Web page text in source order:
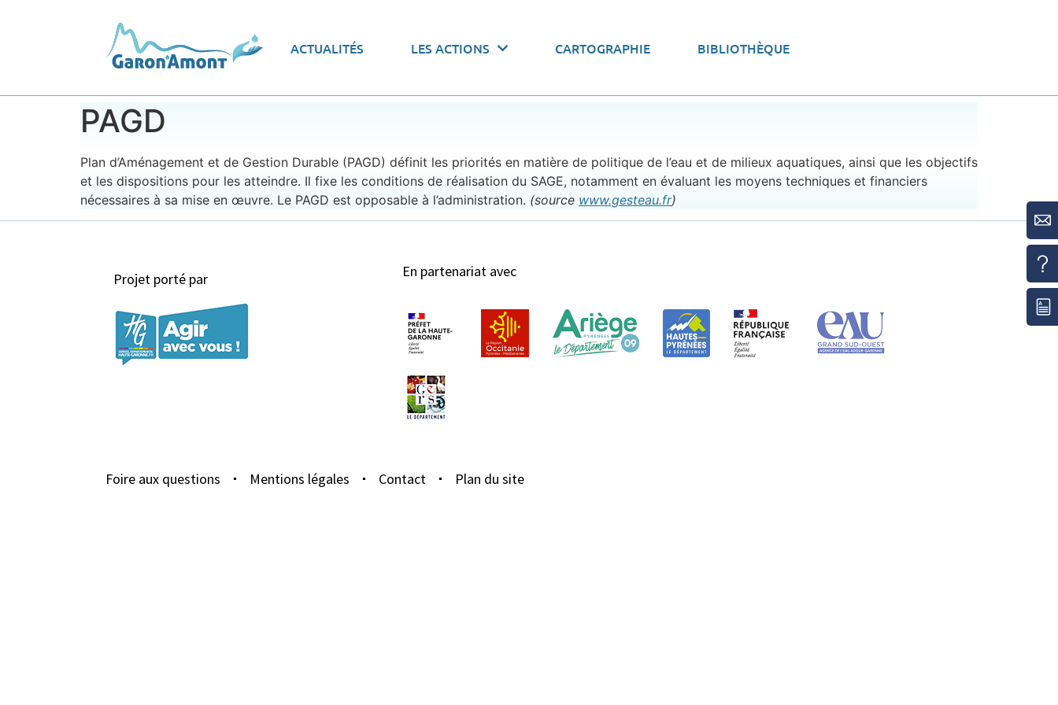
ACTUALITÉS LES ACTIONS CARTOGRAPHIE BIBLIOTHÈQUE
Vue d’ensemble Les actions par thématiques
PAGD
Plan d’Aménagement et de Gestion Durable (PAGD) définit les priorités en matière de politique de l’eau et de milieux aquatiques, ainsi que les objectifs
et les dispositions pour les atteindre. Il fixe les conditions de réalisation du SAGE, notamment en évaluant les moyens techniques et financiers
nécessaires à sa mise en œuvre. Le PAGD est opposable à l’administration. (source www.gesteau.fr)
Projet porté par En partenariat avec
Foire aux questions Mentions légales Contact Plan du site